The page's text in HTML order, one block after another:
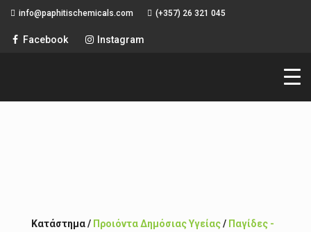
info@paphitischemicals.com (+357) 26 321 045
Facebook Instagram
ΔΩΡΕΑΝ ΠΑΓΚΥΠΡΙΑ
ΑΠΟΣΤΟΛΗ
Κατάστημα / Προιόντα Δημόσιας Υγείας/ Παγίδες -